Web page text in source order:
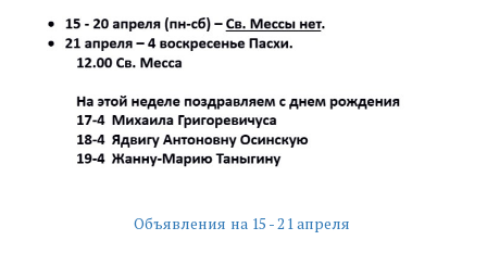
Объявления на 15 - 21 апреля